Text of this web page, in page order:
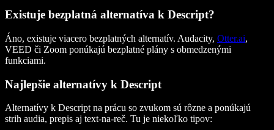
Existuje bezplatná alternatíva k Descript?
Áno, existuje viacero bezplatných alternatív. Audacity, Otter.ai,
VEED či Zoom ponúkajú bezplatné plány s obmedzenými
funkciami.
Najlepšie alternatívy k Descript
Alternatívy k Descript na prácu so zvukom sú rôzne a ponúkajú
strih audia, prepis aj text-na-reč. Tu je niekoľko tipov: